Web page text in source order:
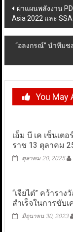
Post
navigation
ผ่าแผนพลังงาน
Asia 2022 และ
“อลงกรณ์” นำทีม
You May
เอ็ม บี เค เซ็นเ
ราช 13 ตุลาคม
ตุลาคม 20, 2025
“เจียไต๋” คว้ารา
สำเร็จในการขับ
มิถุนายน 30, 2023